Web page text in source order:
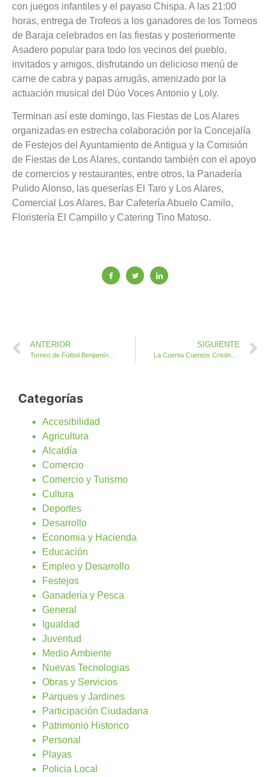
con juegos infantiles y el payaso Chispa. A las 21:00
horas, entrega de Trofeos a los ganadores de los Torneos
de Baraja celebrados en las fiestas y posteriormente
Asadero popular para todo los vecinos del pueblo,
invitados y amigos, disfrutando un delicioso menú de
carne de cabra y papas arrugás, amenizado por la
actuación musical del Dúo Voces Antonio y Loly.
Terminan así este domingo, las Fiestas de Los Alares
organizadas en estrecha colaboración por la Concejalía
de Festejos del Ayuntamiento de Antigua y la Comisión
de Fiestas de Los Alares, contando también con el apoyo
de comercios y restaurantes, entre otros, la Panadería
Pulido Alonso, las queserías El Taro y Los Alares,
Comercial Los Alares, Bar Cafetería Abuelo Camilo,
Floristería El Campillo y Catering Tino Matoso.
ANTERIOR
Torneo de Fútbol Benjamín Dos Islas este domingo en Antigua
SIGUIENTE
La Cuenta Cuentos Cristina Temprano invita en Antigua a viajar con la imaginación a África
Categorías
Accesibilidad
Agricultura
Alcaldía
Comercio
Comercio y Turismo
Cultura
Deportes
Desarrollo
Economia y Hacienda
Educación
Empleo y Desarrollo
Festejos
Ganaderia y Pesca
General
Igualdad
Juventud
Medio Ambiente
Nuevas Tecnologias
Obras y Servicios
Parques y Jardines
Participación Ciudadana
Patrimonio Historico
Personal
Playas
Policia Local